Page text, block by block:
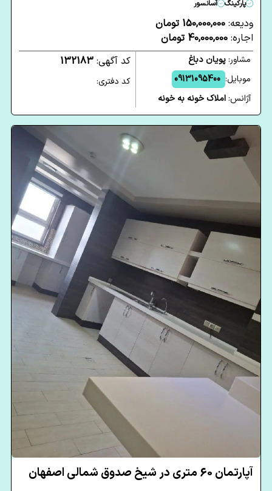
پارکینگ آسانسور
ودیعه: 150,000,000 تومان
اجاره: 40,000,000 تومان
مشاور:پویان دباغ
موبایل: 09131095400
آژانس:املاک خونه به خونه
کد آگهی: 132183
کد دفتری:
آپارتمان 60 متری در شیخ صدوق شمالی اصفهان